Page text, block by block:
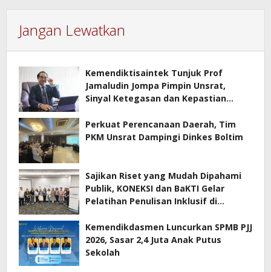
Jangan Lewatkan
Kemendiktisaintek Tunjuk Prof
Jamaludin Jompa Pimpin Unsrat,
Sinyal Ketegasan dan Kepastian
Perkuat Perencanaan Daerah, Tim
PKM Unsrat Dampingi Dinkes Boltim
Sajikan Riset yang Mudah Dipahami
Publik, KONEKSI dan BaKTI Gelar
Pelatihan Penulisan Inklusif di
Kemendikdasmen Luncurkan SPMB PJJ
2026, Sasar 2,4 Juta Anak Putus
Sekolah